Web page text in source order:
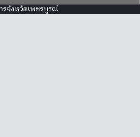
รจังหวัดเพชรบูรณ์